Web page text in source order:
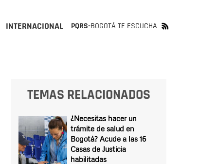
INTERNACIONAL PQRS-BOGOTÁ TE ESCUCHA
TEMAS RELACIONADOS
¿Necesitas hacer un
trámite de salud en
Bogotá? Acude a las 16
Casas de Justicia
habilitadas